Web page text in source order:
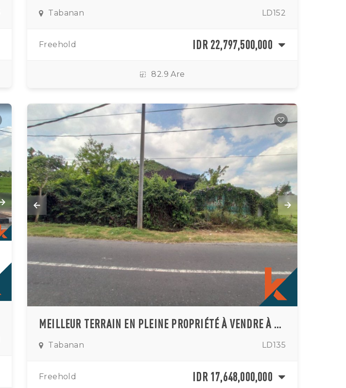
Tabanan LD152
Freehold IDR 22,797,500,000
82.9 Are
MEILLEUR TERRAIN EN PLEINE PROPRIÉTÉ À VENDRE À KABA-KABA
Tabanan LD135
Freehold IDR 17,648,000,000